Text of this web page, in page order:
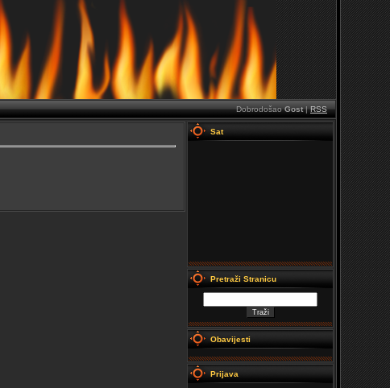
Dobrodošao Gost|RSS
Sat
Pretraži Stranicu
Obavijesti
Prijava